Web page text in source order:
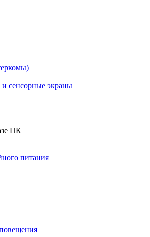
сенсорные экраны
ПК
питания